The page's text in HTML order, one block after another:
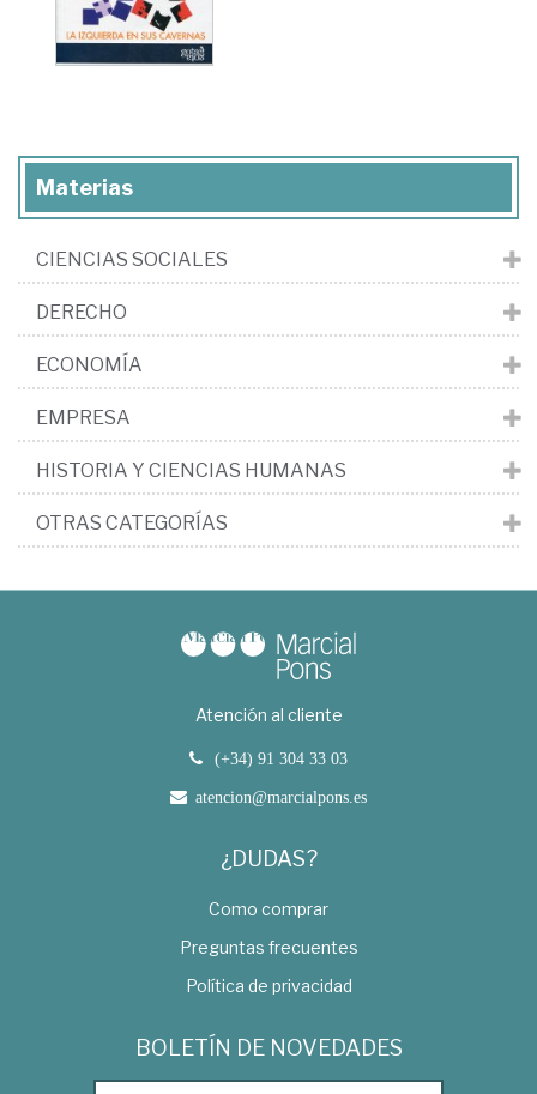
Materias
CIENCIAS SOCIALES
DERECHO
ECONOMÍA
EMPRESA
HISTORIA Y CIENCIAS HUMANAS
OTRAS CATEGORÍAS
Atención al cliente
(+34) 91 304 33 03
atencion@marcialpons.es
¿DUDAS?
Como comprar
Preguntas frecuentes
Política de privacidad
BOLETÍN DE NOVEDADES